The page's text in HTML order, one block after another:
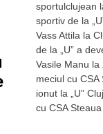
sportulclujean
sportiv de la
Vass Attila la
de la „U” a
Vasile Manu la
meciul cu CSA
ionut la
„U”
cu CSA Steaua